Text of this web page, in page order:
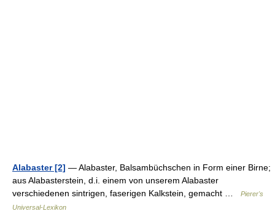
Alabaster [2] — Alabaster, Balsambüchschen in Form einer Birne;
aus Alabasterstein, d.i. einem von unserem Alabaster
verschiedenen sintrigen, faserigen Kalkstein, gemacht …
Pierer's
Universal-Lexikon